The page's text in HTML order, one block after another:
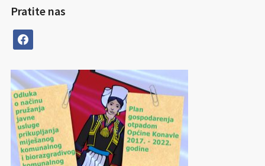
Pratite nas
facebook